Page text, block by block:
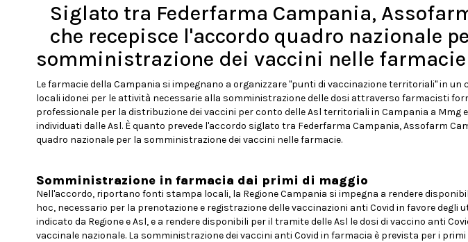
Siglato tra Federfarma Campania,
che recepisce l'accordo quadro nazionale
somministrazione dei vaccini nelle farmacie
Le farmacie della Campania si impegnano a organizzare "punti di vaccinazione territoriali" in
locali idonei per le attività necessarie alla somministrazione delle dosi attraverso farmacisti
professionale per la distribuzione dei vaccini per conto delle Asl territoriali in Campania a Mmg
individuati dalle Asl. È quanto prevede l'accordo siglato tra Federfarma Campania, Assofarm
quadro nazionale per la somministrazione dei vaccini nelle farmacie.
Somministrazione in farmacia dai primi di maggio
Nell'accordo, riportano fonti stampa locali, la Regione Campania si impegna a rendere
hoc, necessario per la prenotazione e registrazione delle vaccinazioni anti Covid in favore
indicato da Regione e Asl, e a rendere disponibili per il tramite delle Asl le dosi di vaccino anti
vaccinale nazionale. La somministrazione dei vaccini anti Covid in farmacia è prevista per i